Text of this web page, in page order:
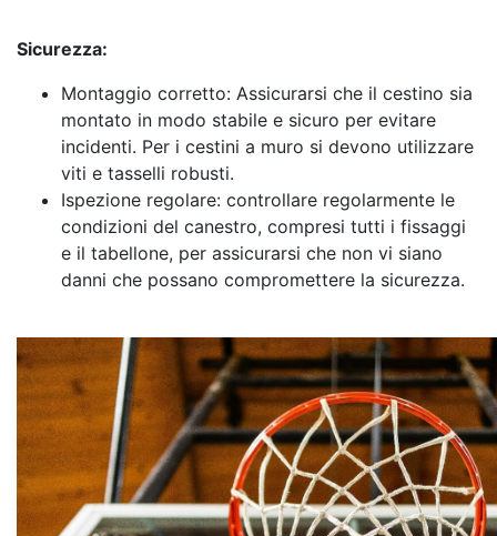
Sicurezza:
Montaggio corretto: Assicurarsi che il cestino sia
montato in modo stabile e sicuro per evitare
incidenti. Per i cestini a muro si devono utilizzare
viti e tasselli robusti.
Ispezione regolare: controllare regolarmente le
condizioni del canestro, compresi tutti i fissaggi
e il tabellone, per assicurarsi che non vi siano
danni che possano compromettere la sicurezza.